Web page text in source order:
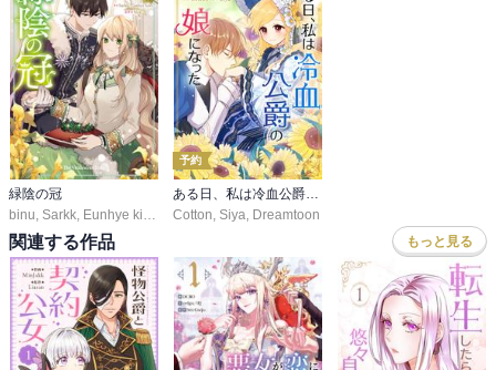
緑陰の冠
binu, Sarkk, Eunhye kim , Siya
予約
ある日、私は冷血公爵の娘になった【タテヨミ】
Cotton, Siya, Dreamtoon
関連する作品 もっと見る